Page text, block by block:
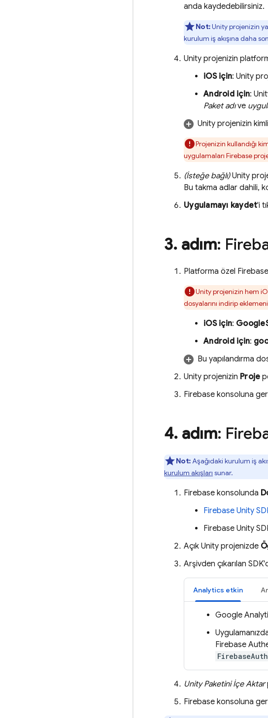
anda kaydedebilirsiniz.
Not:Unity projenizin
kurulum iş akışına daha
Unity projenizin
iOS için: Unity
Android için:
Paket adıve
Unity projenizin
Projenizin kullandığı
uygulamaları Firebase
(İsteğe bağlı)Unity
Bu takma adlar dahili,
Uygulamayı kaydet'i
3. adım:
Platforma özel Firebase
Unity projenizin hem
dosyalarını indirip
iOS için:
Android için:
Bu yapılandırma
Unity projenizin Proje
Firebase konsoluna
4. adım:
Not:Aşağıdaki kurulum iş
kurulum akışları sunar.
Firebase konsolunda
Firebase Unity
Firebase Unity
Açık Unity projenizde
Arşivden çıkarılan
Analytics etkin
Google
Firebase
Unity Paketini İçe Aktar
Firebase konsoluna